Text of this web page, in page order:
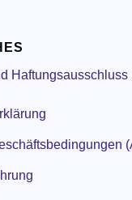
Haftungsausschluss